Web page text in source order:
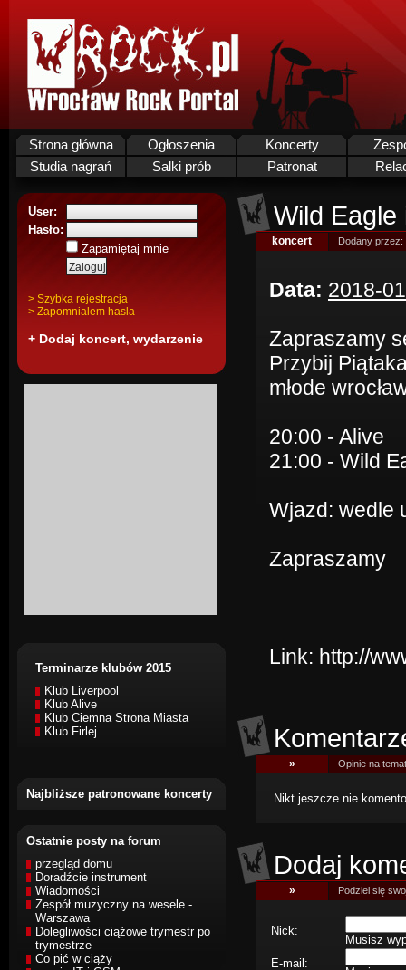
Strona główna Ogłoszenia Koncerty
Studia nagrań
Salki prób Patronat
User:
Hasło:
Zapamiętaj mnie
> Szybka rejestracja
> Zapomnialem hasla
+ Dodaj koncert, wydarzenie
Terminarze klubów 2015
Klub Liverpool
Klub Alive
Klub Ciemna Strona Miasta
Klub Firlej
Najbliższe patronowane koncerty
Ostatnie posty na forum
przegląd domu
Doradźcie instrument
Wiadomości
Zespół muzyczny na wesele -
Warszawa
Dolegliwości ciążowe trymestr po
trymestrze
Co pić w ciąży
Wild Eagle
koncert Dodany przez:
Data: 2018-
Zapraszamy
Przybij
młode
20:00 - Alive
21:00 - Wild
Wjazd: wedle
Zapraszamy
Link: http://
» Opinie na
Nikt jeszcze nie
Dodaj
» Podziel się
Nick:
Musisz
E-mail: